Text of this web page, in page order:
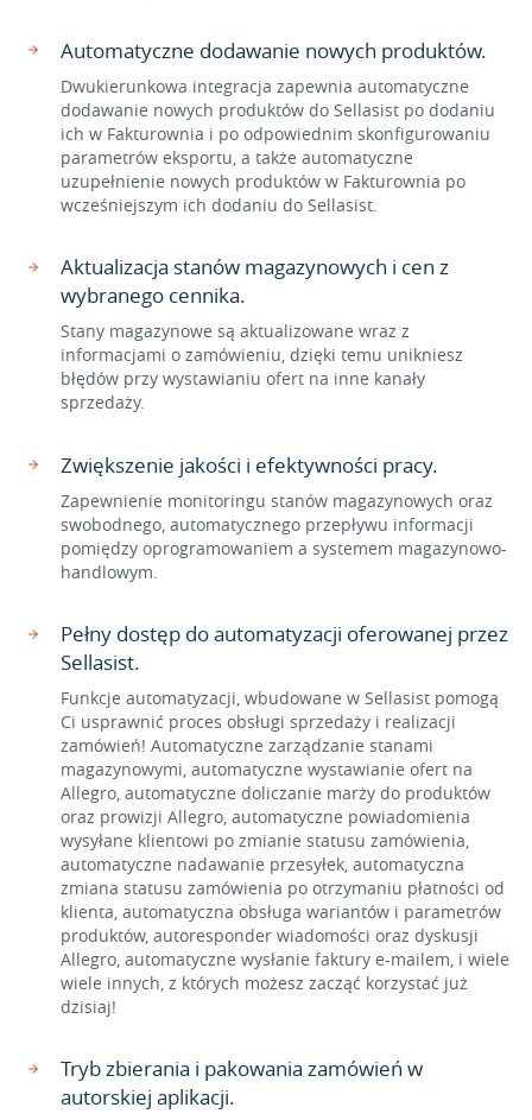
Automatyczne dodawanie nowych produktów.
Dwukierunkowa integracja zapewnia automatyczne
dodawanie nowych produktów do Sellasist po dodaniu
ich w Fakturownia i po odpowiednim skonfigurowaniu
parametrów eksportu, a także automatyczne
uzupełnienie nowych produktów w Fakturownia po
wcześniejszym ich dodaniu do Sellasist.
Aktualizacja stanów magazynowych i cen z
wybranego cennika.
Stany magazynowe są aktualizowane wraz z
informacjami o zamówieniu, dzięki temu unikniesz
błędów przy wystawianiu ofert na inne kanały
sprzedaży.
Zwiększenie jakości i efektywności pracy.
Zapewnienie monitoringu stanów magazynowych oraz
swobodnego, automatycznego przepływu informacji
pomiędzy oprogramowaniem a systemem magazynowo-
handlowym.
Pełny dostęp do automatyzacji oferowanej przez
Sellasist.
Funkcje automatyzacji, wbudowane w Sellasist pomogą
Ci usprawnić proces obsługi sprzedaży i realizacji
zamówień! Automatyczne zarządzanie stanami
magazynowymi, automatyczne wystawianie ofert na
Allegro, automatyczne doliczanie marży do produktów
oraz prowizji Allegro, automatyczne powiadomienia
wysyłane klientowi po zmianie statusu zamówienia,
automatyczne nadawanie przesyłek, automatyczna
zmiana statusu zamówienia po otrzymaniu płatności od
klienta, automatyczna obsługa wariantów i parametrów
produktów, autoresponder wiadomości oraz dyskusji
Allegro, automatyczne wysłanie faktury e-mailem, i wiele
wiele innych, z których możesz zacząć korzystać już
dzisiaj!
Tryb zbierania i pakowania zamówień w
autorskiej aplikacji.